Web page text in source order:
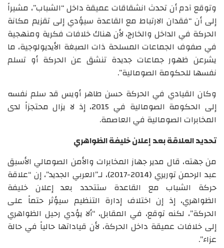
وتوقع آدم أن تحدث انشقاقات عميقة داخل “الشباب”، مشيراً
إلى أن “فقدان الارتباط مع القاعدة سيؤدي إلى تقزيم مكانة
الحركة في الداخل والخارج، لأن هناك خلافات فكرية ومنهجية
في صفوف الجماعات المسلحة ذات الصبغة الأيديولوجية، ما
يشرعن ظهور جماعات جديدة تنشق عن الحركة أو تسلم
نفسها للحكومة الصومالية”.
وكان القيادي في الحركة حسن طاهر أويس قد سلم نفسه
إلى الحكومة الصومالية في 2015، إذ لا يزال محتجزاً لدى
المخابرات الصومالية في العاصمة.
تحديد العلاقة بعد إعلان خليفة الظواهري
من جهته، قال مدير جهاز المخابرات والأمن الصومالي الأسبق
عبد الرحمن توريري (2014-2017)، لـ”العربي الجديد”، إن “علاقة
حركة الشباب مع القاعدة ستتحدد بعد إعلان خليفة
الظواهري، إذ إن اختلاف إدارة التنظيم سيؤثر حتماً على
الحركة”، لكنه توقع، في المقابل، “ألا يؤدي رحيل الظواهري
إلى خلافات عميقة داخل الحركة، لأن قياداتها حالياً في حالة
عزاء”.